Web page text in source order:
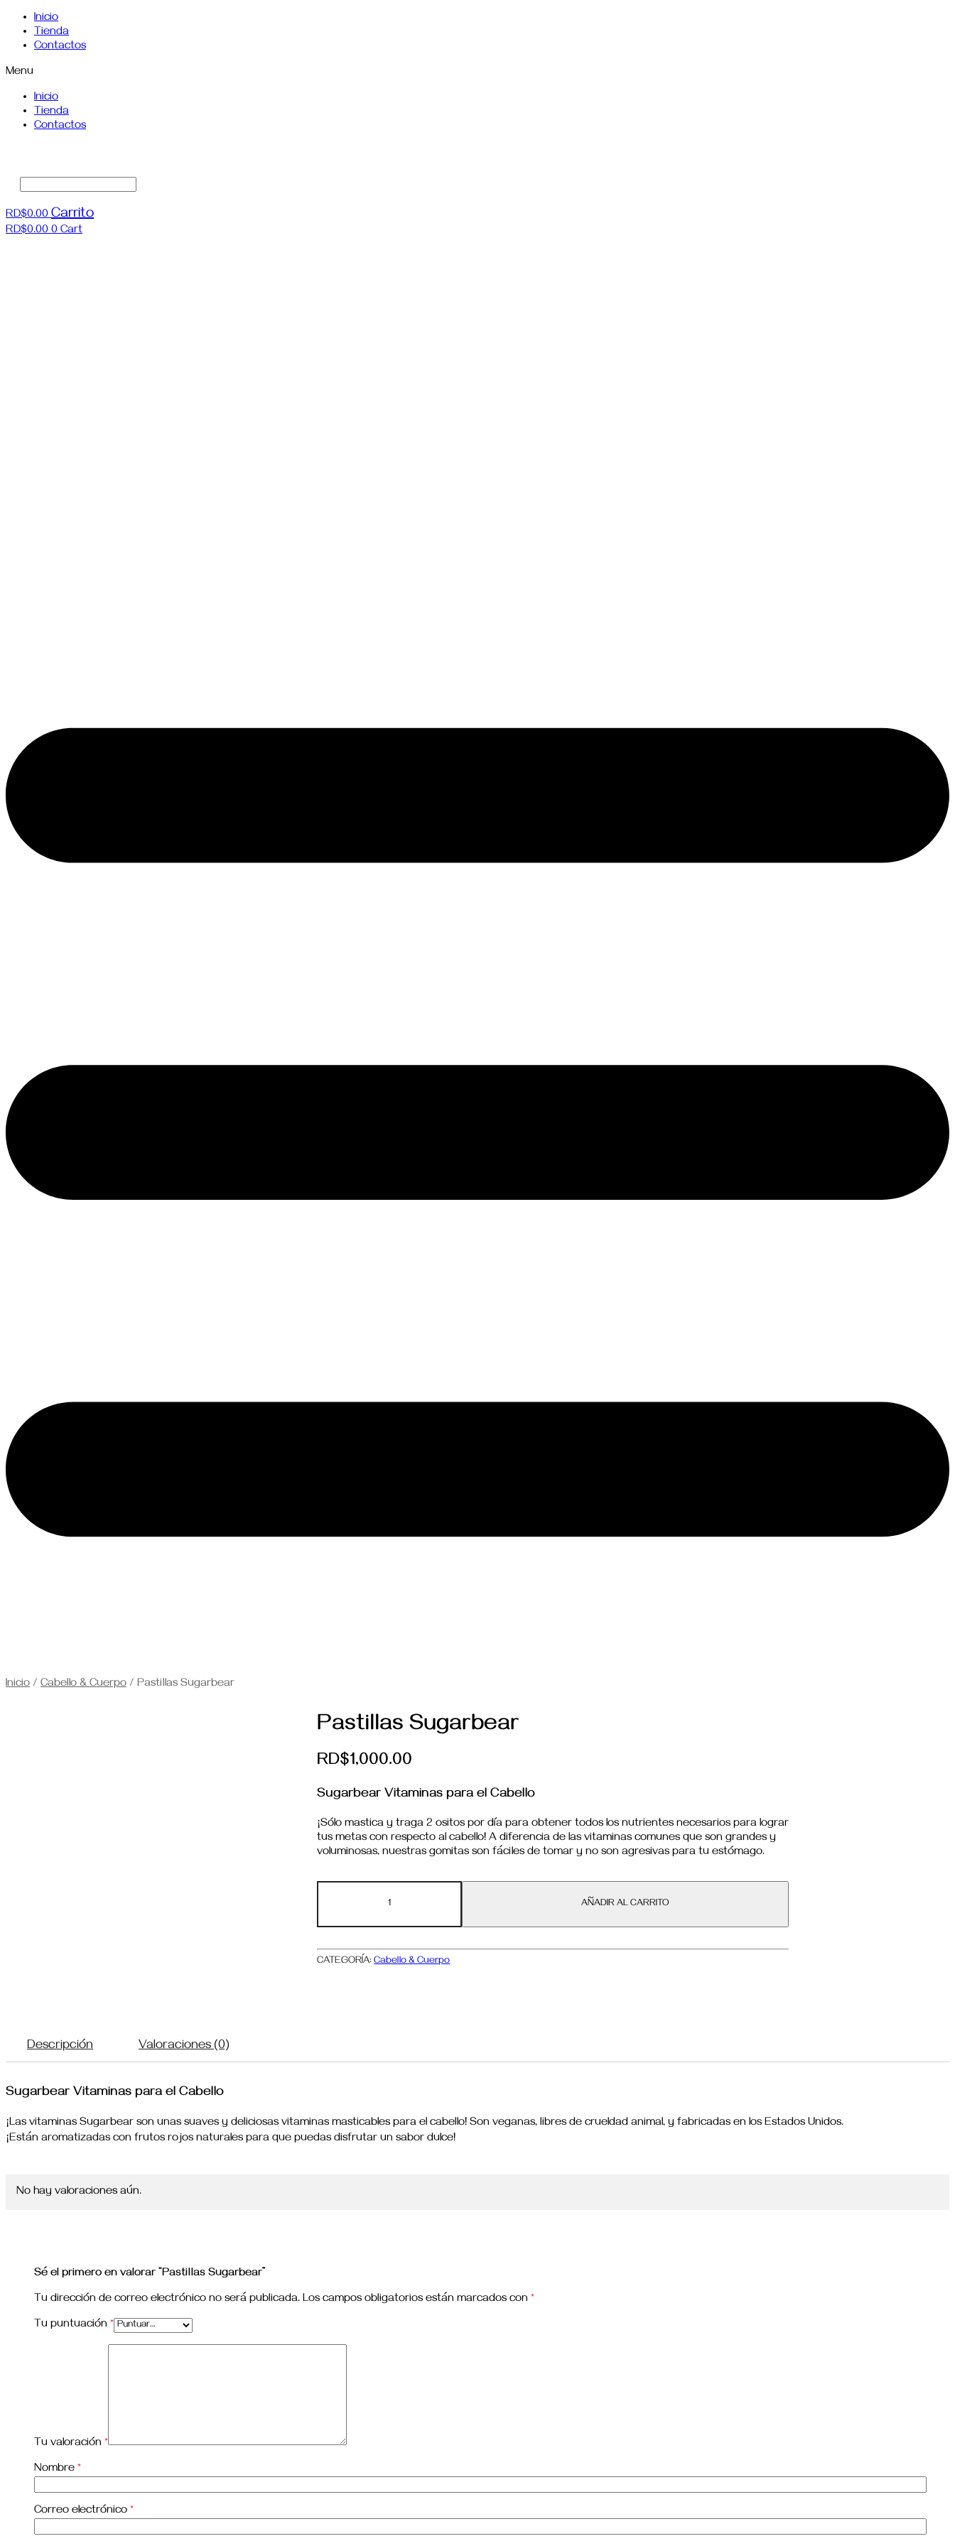
Saltar
contenido
Inicio
Tienda
Contactos
Menu
Inicio
Tienda
Contactos
RD$0.00 Carrito
RD$0.00 0 Cart
Inicio / Cabello & Cuerpo / Pastillas Sugarbear
Pastillas Sugarbear
RD$1,000.00
Sugarbear Vitaminas para el Cabello
¡Sólo mastica y traga 2 ositos por día para obtener todos los nutrientes necesarios para lograr
tus metas con respecto al cabello! A diferencia de las vitaminas comunes que son grandes y
voluminosas, nuestras gomitas son fáciles de tomar y no son agresivas para tu estómago.
Sugarbear
AÑADIR AL CARRITO
CATEGORÍA:Cabello & Cuerpo
Descripción Valoraciones (0)
Sugarbear Vitaminas para el Cabello
¡Las vitaminas Sugarbear son unas suaves y deliciosas vitaminas masticables para el cabello! Son veganas, libres de crueldad animal, y fabricadas en los Estados Unidos.
¡Están aromatizadas con frutos rojos naturales para que puedas disfrutar un sabor dulce!
No hay valoraciones aún.
Sé el primero en valorar “Pastillas Sugarbear”
Tu dirección de correo electrónico no será publicada. Los campos obligatorios están marcados con *
Tu puntuación *
Tu valoración *
Nombre *
Correo electrónico *